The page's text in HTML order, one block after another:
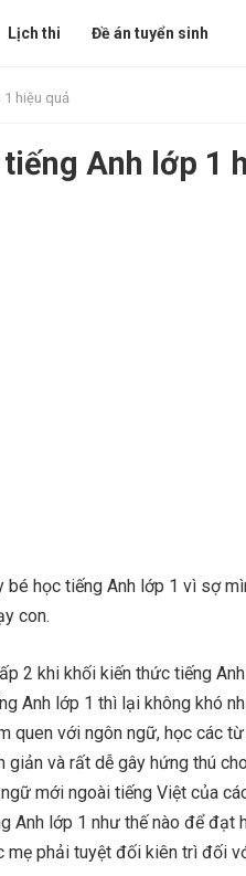
Lịch thi Đề án tuyển sinh
hiệu quả
Anh lớp 1
học tiếng Anh lớp 1 vì sợ
con.
2 khi khối kiến thức tiếng
Anh lớp 1 thì lại không khó
quen với ngôn ngữ, học các
và rất dễ gây hứng thú
mới ngoài tiếng Việt của
Anh lớp 1 như thế nào để đạt
mẹ phải tuyệt đối kiên trì đối